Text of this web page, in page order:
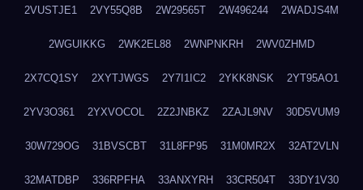
2VUSTJE1 2VY55Q8B 2W29565T 2W496244 2WADJS4M
2WGUIKKG 2WK2EL88 2WNPNKRH 2WV0ZHMD
2X7CQ1SY 2XYTJWGS 2Y7I1IC2 2YKK8NSK 2YT95AO1
2YV3O361 2YXVOCOL 2Z2JNBKZ 2ZAJL9NV 30D5VUM9
30W729OG 31BVSCBT 31L8FP95 31M0MR2X 32AT2VLN
32MATDBP 336RPFHA 33ANXYRH 33CR504T 33DY1V30